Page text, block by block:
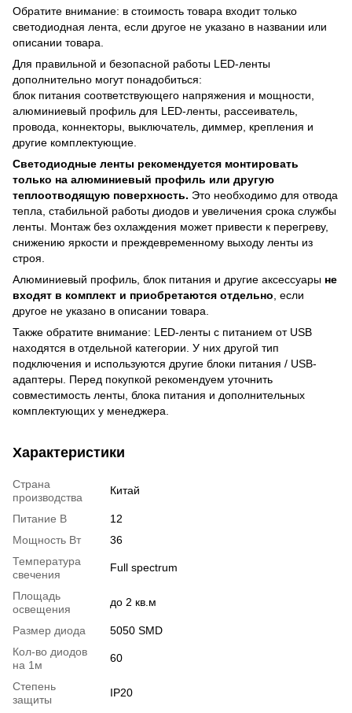
Обратите внимание: в стоимость товара входит только
светодиодная лента, если другое не указано в названии или
описании товара.
Для правильной и безопасной работы LED-ленты
дополнительно могут понадобиться:
блок питания соответствующего напряжения и мощности,
алюминиевый профиль для LED-ленты, рассеиватель,
провода, коннекторы, выключатель, диммер, крепления и
другие комплектующие.
Светодиодные ленты рекомендуется монтировать
только на алюминиевый профиль или другую
теплоотводящую поверхность. Это необходимо для отвода
тепла, стабильной работы диодов и увеличения срока службы
ленты. Монтаж без охлаждения может привести к перегреву,
снижению яркости и преждевременному выходу ленты из
строя.
Алюминиевый профиль, блок питания и другие аксессуары не
входят в комплект и приобретаются отдельно , если
другое не указано в описании товара.
Также обратите внимание: LED-ленты с питанием от USB
находятся в отдельной категории. У них другой тип
подключения и используются другие блоки питания / USB-
адаптеры. Перед покупкой рекомендуем уточнить
совместимость ленты, блока питания и дополнительных
комплектующих у менеджера.
Характеристики
Страна
производства
Китай
Питание В
12
Мощность Вт
36
Температура
свечения
Full spectrum
Площадь
освещения
до 2 кв.м
Размер диода
5050 SMD
Кол-во диодов
на 1м
60
Степень
защиты
IP20